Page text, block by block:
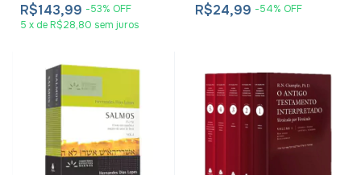
R$143,99 -53% OFF
5 x de R$28,80 sem juros
R$24,99 -54% OFF